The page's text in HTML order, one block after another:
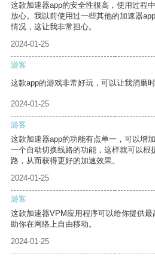
这款加速器app的安全性很高，使用过程
放心。我以前使用过一些其他的加速器
情况，这让我非常担心。
2024-01-25
游客
这款app的游戏非常好玩，可以让我消磨时
2024-01-25
游客
这款加速器app的功能有点单一，可以增
一个自动切换线路的功能，这样就可以根
路，从而获得更好的加速效果。
2024-01-25
游客
这款加速器VPM应用程序可以给你提供
助你在网络上自由移动。
2024-01-25